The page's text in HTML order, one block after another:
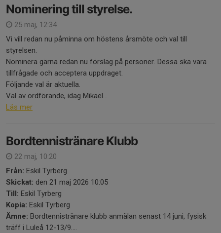
Nominering till styrelse.
25 maj, 12:34
Vi vill redan nu påminna om höstens årsmöte och val till
styrelsen.
Nominera gärna redan nu förslag på personer. Dessa ska vara
tillfrågade och acceptera uppdraget.
Följande val är aktuella.
Val av ordförande, idag Mikael...
Läs mer
Bordtennistränare Klubb
22 maj, 10:20
Från: Eskil Tyrberg
Skickat: den 21 maj 2026 10:05
Till: Eskil Tyrberg
Kopia: Eskil Tyrberg
Ämne: Bordtennistränare klubb anmälan senast 14 juni, fysisk
träff i Luleå 12-13/9....